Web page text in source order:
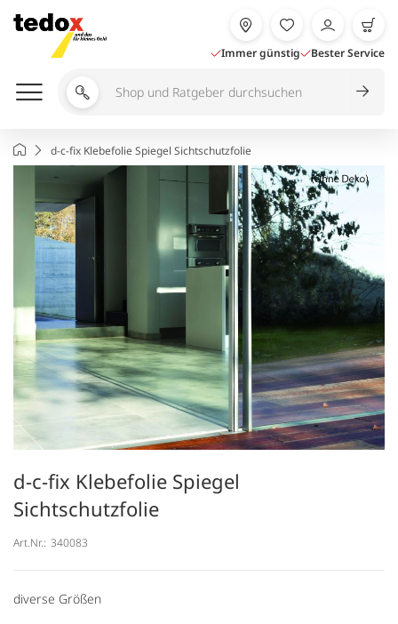
Inhalt
springen
Immer günstig Bester Service
Shop
Ratgeber
durchsuchen
Startseited-c-fix Klebefolie Spiegel Sichtschutzfolie
d-c-fix Klebefolie Spiegel
Sichtschutzfolie
Art.Nr.: 340083
diverse Größen